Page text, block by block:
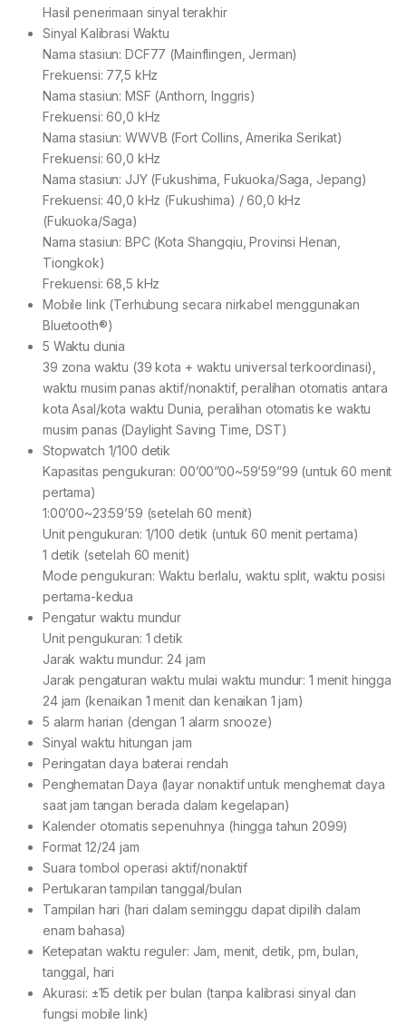
Hasil penerimaan sinyal terakhir
Sinyal Kalibrasi Waktu
Nama stasiun: DCF77 (Mainflingen, Jerman)
Frekuensi: 77,5 kHz
Nama stasiun: MSF (Anthorn, Inggris)
Frekuensi: 60,0 kHz
Nama stasiun: WWVB (Fort Collins, Amerika Serikat)
Frekuensi: 60,0 kHz
Nama stasiun: JJY (Fukushima, Fukuoka/Saga, Jepang)
Frekuensi: 40,0 kHz (Fukushima) / 60,0 kHz
(Fukuoka/Saga)
Nama stasiun: BPC (Kota Shangqiu, Provinsi Henan,
Tiongkok)
Frekuensi: 68,5 kHz
Mobile link (Terhubung secara nirkabel menggunakan
Bluetooth®)
5 Waktu dunia
39 zona waktu (39 kota + waktu universal terkoordinasi),
waktu musim panas aktif/nonaktif, peralihan otomatis antara
kota Asal/kota waktu Dunia, peralihan otomatis ke waktu
musim panas (Daylight Saving Time, DST)
Stopwatch 1/100 detik
Kapasitas pengukuran: 00’00”00~59’59”99 (untuk 60 menit
pertama)
1:00’00~23:59’59 (setelah 60 menit)
Unit pengukuran: 1/100 detik (untuk 60 menit pertama)
1 detik (setelah 60 menit)
Mode pengukuran: Waktu berlalu, waktu split, waktu posisi
pertama-kedua
Pengatur waktu mundur
Unit pengukuran: 1 detik
Jarak waktu mundur: 24 jam
Jarak pengaturan waktu mulai waktu mundur: 1 menit hingga
24 jam (kenaikan 1 menit dan kenaikan 1 jam)
5 alarm harian (dengan 1 alarm snooze)
Sinyal waktu hitungan jam
Peringatan daya baterai rendah
Penghematan Daya (layar nonaktif untuk menghemat daya
saat jam tangan berada dalam kegelapan)
Kalender otomatis sepenuhnya (hingga tahun 2099)
Format 12/24 jam
Suara tombol operasi aktif/nonaktif
Pertukaran tampilan tanggal/bulan
Tampilan hari (hari dalam seminggu dapat dipilih dalam
enam bahasa)
Ketepatan waktu reguler: Jam, menit, detik, pm, bulan,
tanggal, hari
Akurasi: ±15 detik per bulan (tanpa kalibrasi sinyal dan
fungsi mobile link)